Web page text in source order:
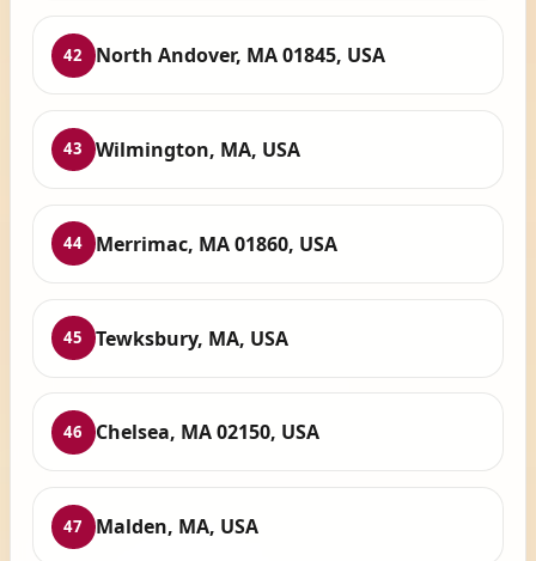
42 North Andover, MA 01845, USA
43 Wilmington, MA, USA
44 Merrimac, MA 01860, USA
45 Tewksbury, MA, USA
46 Chelsea, MA 02150, USA
47 Malden, MA, USA